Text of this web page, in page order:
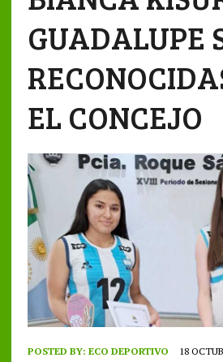
GUADALUPE
EL CONCEJO
POSTED BY: ECO DEPORTIVO 18